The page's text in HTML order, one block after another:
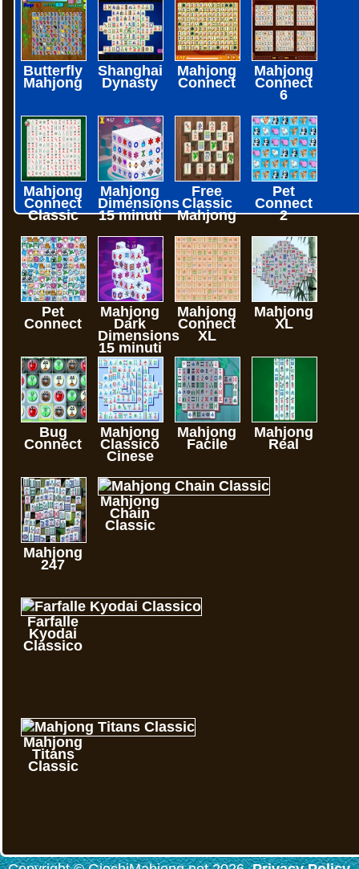
Butterfly
Mahjong
Shanghai
Dynasty
Mahjong
Connect
Mahjong
Connect
6
Mahjong
Connect
Classic
Mahjong
Dimensions
15 minuti
Free
Classic
Mahjong
Pet
Connect
2
Pet
Connect
Mahjong
Dark
Dimensions
15 minuti
Mahjong
Connect
XL
Mahjong
XL
Bug
Connect
Mahjong
Classico
Cinese
Mahjong
Facile
Mahjong
Real
Mahjong
247
Mahjong
Chain
Classic
Farfalle
Kyodai
Classico
Mahjong
Titans
Classic